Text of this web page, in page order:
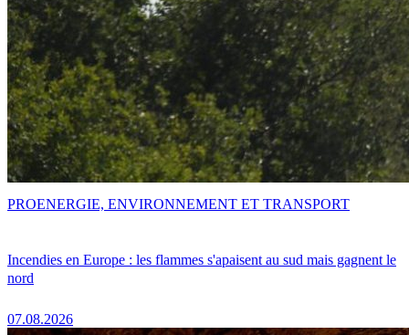
Incendies en Europe : les flammes s'apaisent au sud mais gagnent le
nord
07.08.2026
PROENERGIE, ENVIRONNEMENT ET TRANSPORT